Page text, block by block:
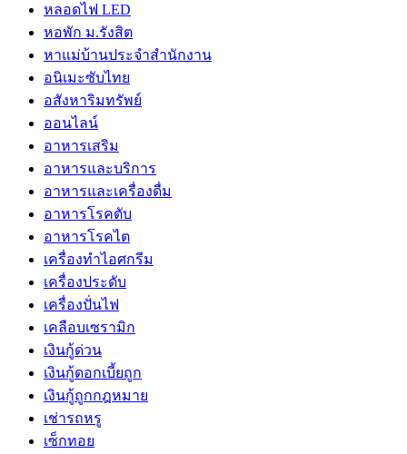
หลอดไฟ LED
หอพัก ม.รังสิต
หาแม่บ้านประจำสำนักงาน
อนิเมะซับไทย
อสังหาริมทรัพย์
ออนไลน์
อาหารเสริม
อาหารและบริการ
อาหารและเครื่องดื่ม
อาหารโรคตับ
อาหารโรคไต
เครื่องทำไอศกรีม
เครื่องประดับ
เครื่องปั่นไฟ
เคลือบเซรามิก
เงินกู้ด่วน
เงินกู้ดอกเบี้ยถูก
เงินกู้ถูกกฎหมาย
เช่ารถหรู
เซ็กทอย